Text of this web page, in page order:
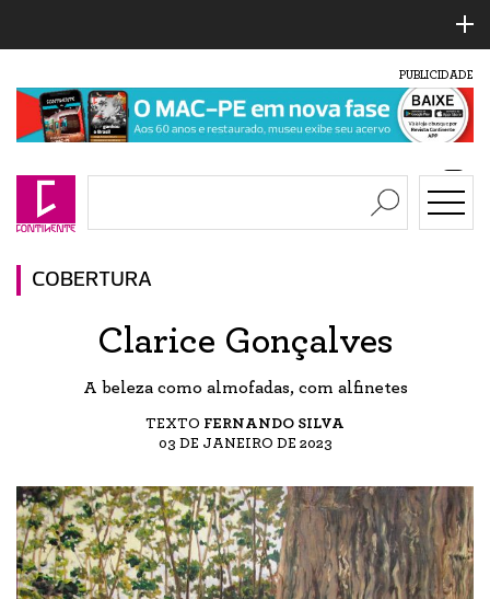
PUBLICIDADE
COBERTURA
Clarice Gonçalves
A beleza como almofadas, com alfinetes
TEXTO FERNANDO SILVA
03 DE JANEIRO DE 2023